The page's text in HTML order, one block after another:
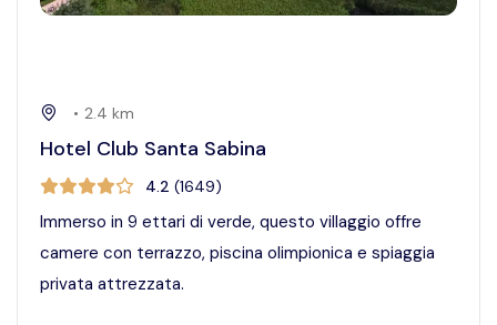
• 2.4 km
Hotel Club Santa Sabina
4.2 (1649)
Immerso in 9 ettari di verde, questo villaggio offre
camere con terrazzo, piscina olimpionica e spiaggia
privata attrezzata.